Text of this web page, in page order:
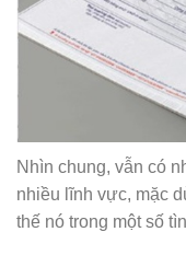
Nhìn chung, vẫn có
nhiều lĩnh vực, mặc
thế nó trong một số